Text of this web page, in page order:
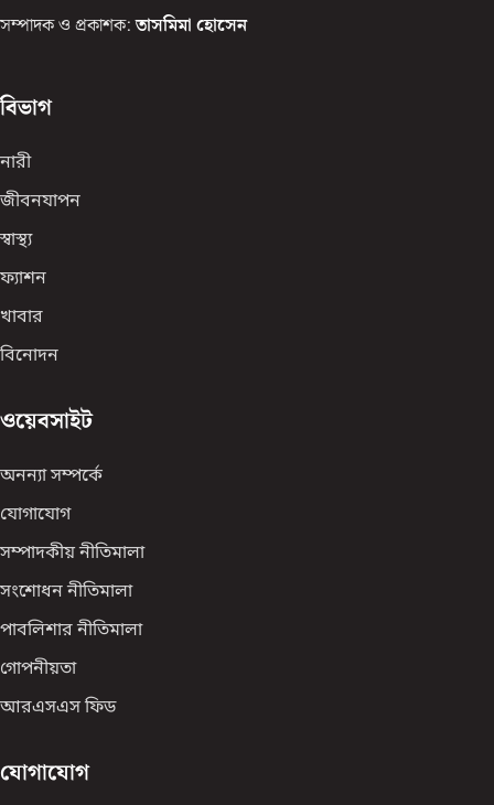
সম্পাদক ও প্রকাশক: তাসমিমা হোসেন
বিভাগ
নারী
জীবনযাপন
স্বাস্থ্য
ফ্যাশন
খাবার
বিনোদন
ওয়েবসাইট
অনন্যা সম্পর্কে
যোগাযোগ
সম্পাদকীয় নীতিমালা
সংশোধন নীতিমালা
পাবলিশার নীতিমালা
গোপনীয়তা
আরএসএস ফিড
যোগাযোগ